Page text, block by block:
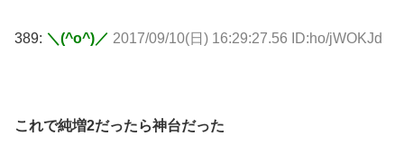
389: ＼(^o^)／ 2017/09/10(日) 16:29:27.56 ID:ho/jWOKJd
これで純増2だったら神台だった